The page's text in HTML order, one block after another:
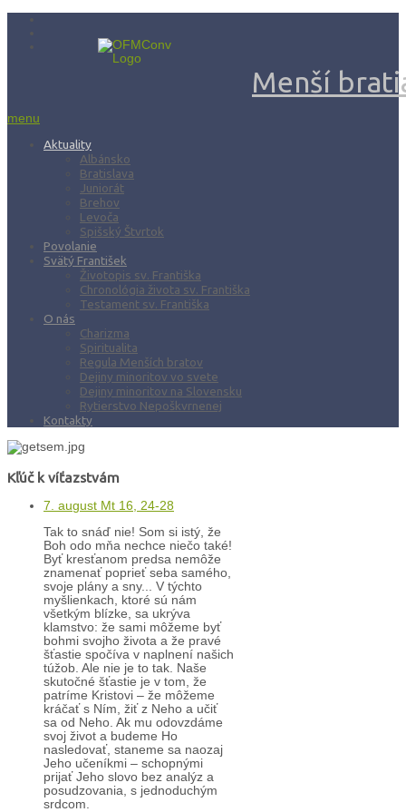
Menší
menu
Aktuality
Albánsko
Bratislava
Juniorát
Brehov
Levoča
Spišský Štvrtok
Povolanie
Svätý František
Životopis sv. Františka
Chronológia života sv. Františka
Testament sv. Františka
O nás
Charizma
Spiritualita
Regula Menších bratov
Dejiny minoritov vo svete
Dejiny minoritov na Slovensku
Rytierstvo Nepoškvrnenej
Kontakty
Kľúč k víťazstvám
7. august Mt 16, 24-28
Tak to snáď nie! Som si istý, že
Boh odo mňa nechce niečo také!
Byť kresťanom predsa nemôže
znamenať poprieť seba samého,
svoje plány a sny... V týchto
myšlienkach, ktoré sú nám
všetkým blízke, sa ukrýva
klamstvo: že sami môžeme byť
bohmi svojho života a že pravé
šťastie spočíva v naplnení našich
túžob. Ale nie je to tak. Naše
skutočné šťastie je v tom, že
patríme Kristovi – že môžeme
kráčať s Ním, žiť z Neho a učiť
sa od Neho. Ak mu odovzdáme
svoj život a budeme Ho
nasledovať, staneme sa naozaj
Jeho učeníkmi – schopnými
prijať Jeho slovo bez analýz a
posudzovania, s jednoduchým
srdcom.